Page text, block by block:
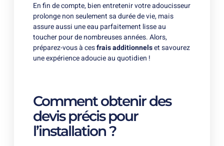
En fin de compte, bien entretenir votre adoucisseur
prolonge non seulement sa durée de vie, mais
assure aussi une eau parfaitement lisse au
toucher pour de nombreuses années. Alors,
préparez-vous à cesfrais additionnelset savourez
une expérience adoucie au quotidien !
Comment obtenir des
devis précis pour
l’installation ?